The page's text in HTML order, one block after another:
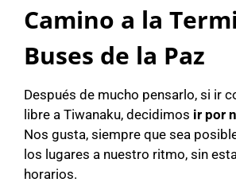
Camino a la
Buses de la Paz
Después de mucho pensarlo, si ir
libre a Tiwanaku, decidimos ir por
Nos gusta, siempre que sea
los lugares a nuestro ritmo, sin
horarios.